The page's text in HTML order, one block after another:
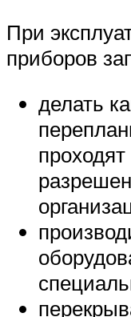
При
приборов
делать